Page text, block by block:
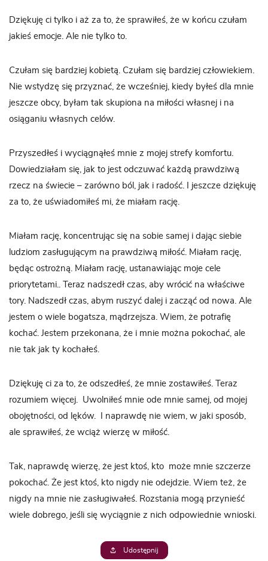
Dziękuję ci tylko i aż za to, że sprawiłeś, że w końcu czułam
jakieś emocje. Ale nie tylko to.
Czułam się bardziej kobietą. Czułam się bardziej człowiekiem.
Nie wstydzę się przyznać, że wcześniej, kiedy byłeś dla mnie
jeszcze obcy, byłam tak skupiona na miłości własnej i na
osiąganiu własnych celów.
Przyszedłeś i wyciągnąłeś mnie z mojej strefy komfortu.
Dowiedziałam się, jak to jest odczuwać każdą prawdziwą
rzecz na świecie – zarówno ból, jak i radość. I jeszcze dziękuję
za to, że uświadomiłeś mi, że miałam rację.
Miałam rację, koncentrując się na sobie samej i dając siebie
ludziom zasługującym na prawdziwą miłość. Miałam rację,
będąc ostrożną. Miałam rację, ustanawiając moje cele
priorytetami.. Teraz nadszedł czas, aby wrócić na właściwe
tory. Nadszedł czas, abym ruszyć dalej i zacząć od nowa. Ale
jestem o wiele bogatsza, mądrzejsza. Wiem, że potrafię
kochać. Jestem przekonana, że i mnie można pokochać, ale
nie tak jak ty kochałeś.
Dziękuję ci za to, że odszedłeś, że mnie zostawiłeś. Teraz
rozumiem więcej. Uwolniłeś mnie ode mnie samej, od mojej
obojętności, od lęków. I naprawdę nie wiem, w jaki sposób,
ale sprawiłeś, że wciąż wierzę w miłość.
Tak, naprawdę wierzę, że jest ktoś, kto może mnie szczerze
pokochać. Że jest ktoś, kto nigdy nie odejdzie. Wiem też, że
nigdy na mnie nie zasługiwałeś. Rozstania mogą przynieść
wiele dobrego, jeśli się wyciągnie z nich odpowiednie wnioski.
Udostępnij